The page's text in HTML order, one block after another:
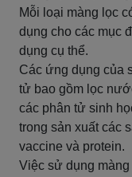
Mỗi loại màng lọc
dụng cho các mục
dụng cụ thể.
Các ứng dụng của
tử bao gồm lọc
các phân tử sinh
trong sản xuất các
vaccine và protein.
Việc sử dụng